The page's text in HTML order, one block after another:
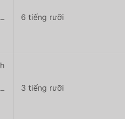
6 tiếng rưỡi
3 tiếng rưỡi